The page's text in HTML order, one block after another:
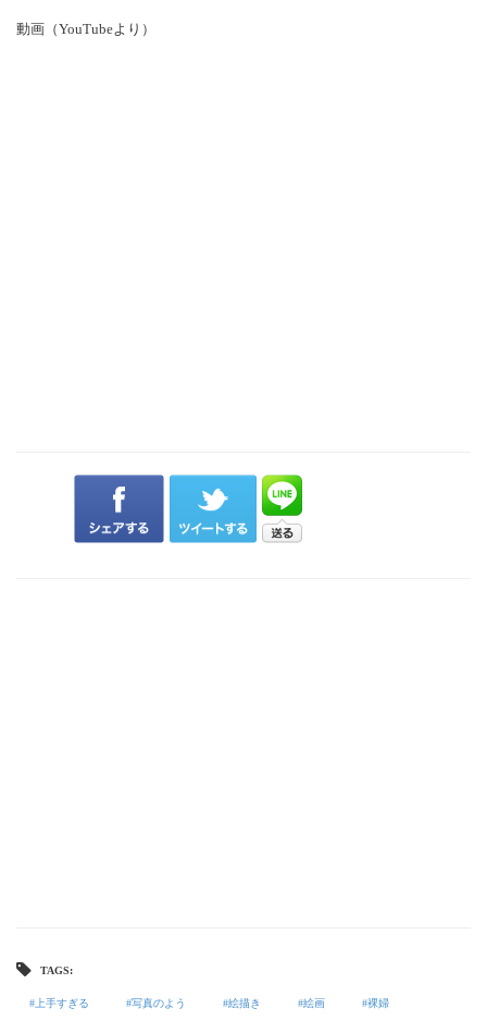
動画（YouTubeより）
TAGS:
上手すぎる 写真のよう 絵描き 絵画 裸婦